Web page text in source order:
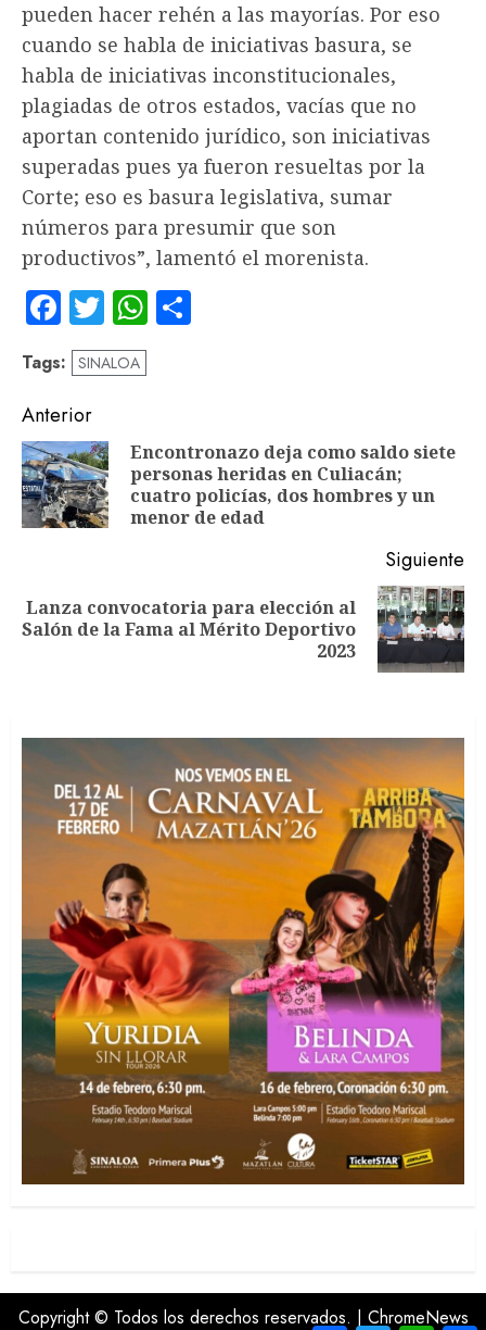
pueden hacer rehén a las mayorías. Por eso
cuando se habla de iniciativas basura, se
habla de iniciativas inconstitucionales,
plagiadas de otros estados, vacías que no
aportan contenido jurídico, son iniciativas
superadas pues ya fueron resueltas por la
Corte; eso es basura legislativa, sumar
números para presumir que son
productivos”, lamentó el morenista.
Facebook
TwitterWhatsApp
Tags: SINALOA
Navegación
de
entradas
Anterior
Encontronazo deja como saldo siete
personas heridas en Culiacán;
cuatro policías, dos hombres y un
menor de edad
Siguiente
Siguiente
Lanza convocatoria para elección al
Salón de la Fama al Mérito Deportivo
2023
Copyright © Todos los derechos reservados. | ChromeNews